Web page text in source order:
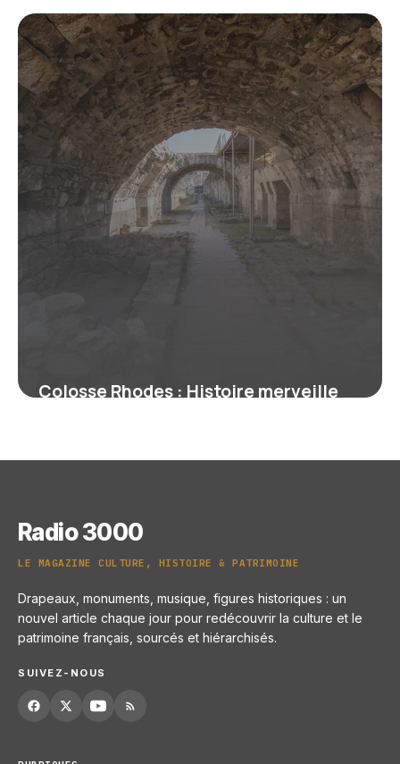
Symbolisme
21 février 2026
Colosse Rhodes : Histoire merveille
Radio 3000
LE MAGAZINE CULTURE, HISTOIRE & PATRIMOINE
Drapeaux, monuments, musique, figures historiques : un
nouvel article chaque jour pour redécouvrir la culture et le
patrimoine français, sourcés et hiérarchisés.
SUIVEZ-NOUS